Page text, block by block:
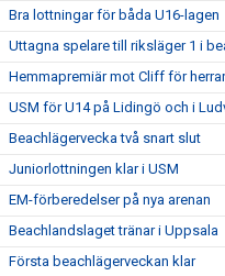
Bra lottningar för båda U16-lagen
Uttagna spelare till riksläger 1 i
Hemmapremiär mot Cliff för
USM för U14 på Lidingö och i
Beachlägervecka två snart slut
Juniorlottningen klar i USM
EM-förberedelser på nya arenan
Beachlandslaget tränar i Uppsala
Första beachlägerveckan klar